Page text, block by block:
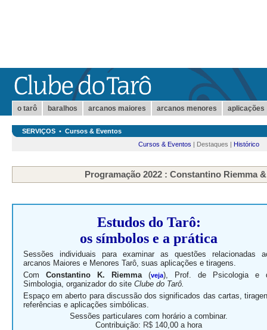
o tarô baralhos arcanos maiores arcanos menores aplicações
SERVIÇOS • Cursos & Eventos
Cursos & Eventos | Destaques | Histórico
Programação 2022 : Constantino Riemma
Estudos do Tarô:
os símbolos e a prática
Sessões individuais para examinar as questões relacionadas
arcanos Maiores e Menores Tarô, suas aplicações e tiragens.
Com Constantino K. Riemma(veja), Prof. de Psicologia e
Simbologia, organizador do site Clube do Tarô.
Espaço em aberto para discussão dos significados das cartas,
referências e aplicações simbólicas.
Sessões particulares com horário a combinar.
Contribuição: R$ 140,00 a hora